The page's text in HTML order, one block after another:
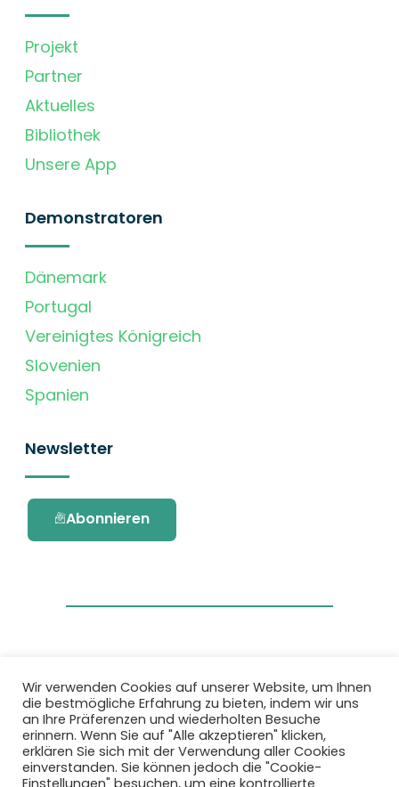
Projekt
Partner
Aktuelles
Bibliothek
Unsere App
Demonstratoren
Dänemark
Portugal
Vereinigtes Königreich
Slovenien
Spanien
Newsletter
Abonnieren
Dieses Projekt wurde durch das Forschungs-
und Innovationsprogramm Horizon 2020 der
Europäischen Union unter der
Fördervereinbarung Nr. 101036418 gefördert.
Wir verwenden Cookies auf unserer Website, um Ihnen
die bestmögliche Erfahrung zu bieten, indem wir uns
an Ihre Präferenzen und wiederholten Besuche
erinnern. Wenn Sie auf "Alle akzeptieren" klicken,
erklären Sie sich mit der Verwendung aller Cookies
einverstanden. Sie können jedoch die "Cookie-
Einstellungen" besuchen, um eine kontrollierte